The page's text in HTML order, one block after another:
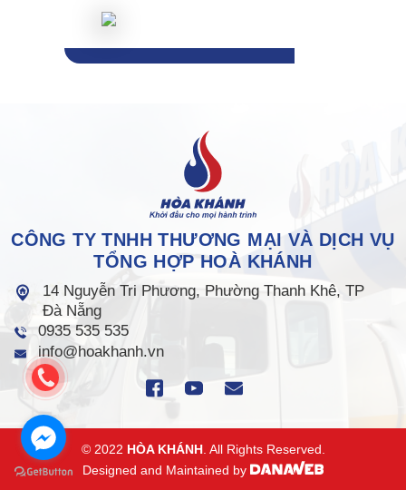
CÔNG TY TNHH THƯƠNG MẠI VÀ DỊCH VỤ
TỔNG HỢP HOÀ KHÁNH
14 Nguyễn Tri Phương, Phường Thanh Khê, TP
Đà Nẵng
0935 535 535
info@hoakhanh.vn
© 2022 HÒA KHÁNH. All Rights Reserved.
Designed and Maintained by